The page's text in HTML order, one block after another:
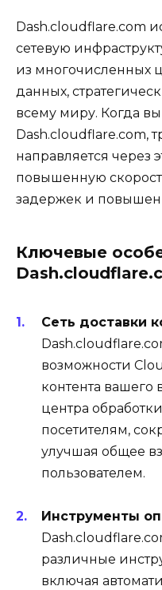
Dash.cloudflare.com
сетевую
из многочисленных
данных,
всему миру. Когда
Dash.cloudflare.com,
направляется через
повышенную
задержек и
Ключевые
Сеть доставки
возможности
контента вашего
центра
посетителям,
улучшая общее
пользователем.
Инструменты
различные
включая